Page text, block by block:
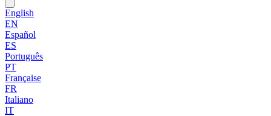
English
EN
Español
ES
Português
PT
Française
FR
Italiano
IT